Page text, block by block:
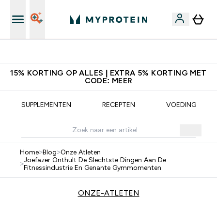
15% KORTING OP ALLES | EXTRA 5% KORTING MET
CODE: MEER
SUPPLEMENTEN RECEPTEN VOEDING
Home>Blog>Onze Atleten
>Joefazer Onthult De Slechtste Dingen Aan De
Fitnessindustrie En Genante Gymmomenten
ONZE-ATLETEN